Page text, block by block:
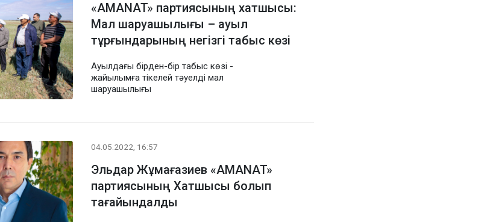
«AMANAT» партиясының хатшысы:
Мал шаруашылығы – ауыл
тұрғындарының негізгі табыс көзі
Ауылдағы бірден-бір табыс көзі -
жайылымға тікелей тәуелді мал
шаруашылығы
04.05.2022, 16:57
Эльдар Жұмағазиев «AMANAT»
партиясының Хатшысы болып
тағайындалды